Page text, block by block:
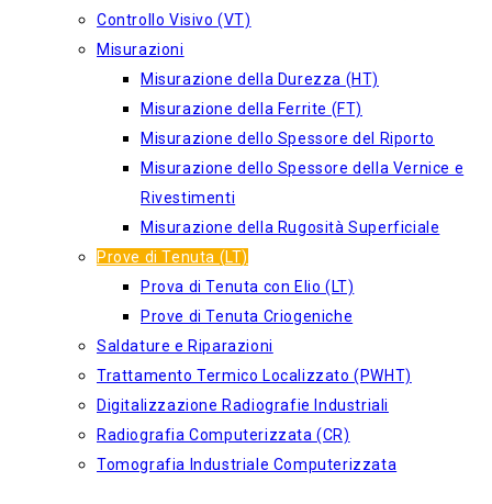
Controllo Visivo (VT)
Misurazioni
Misurazione della Durezza (HT)
Misurazione della Ferrite (FT)
Misurazione dello Spessore del Riporto
Misurazione dello Spessore della Vernice e
Rivestimenti
Misurazione della Rugosità Superficiale
Prove di Tenuta (LT)
Prova di Tenuta con Elio (LT)
Prove di Tenuta Criogeniche
Saldature e Riparazioni
Trattamento Termico Localizzato (PWHT)
Digitalizzazione Radiografie Industriali
Radiografia Computerizzata (CR)
Tomografia Industriale Computerizzata